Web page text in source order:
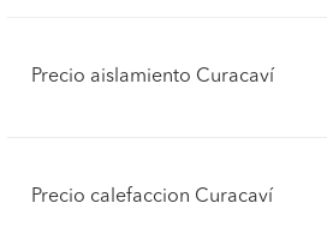
Precio aislamiento Curacaví
Precio calefaccion Curacaví